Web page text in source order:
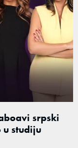
srpski
studiju